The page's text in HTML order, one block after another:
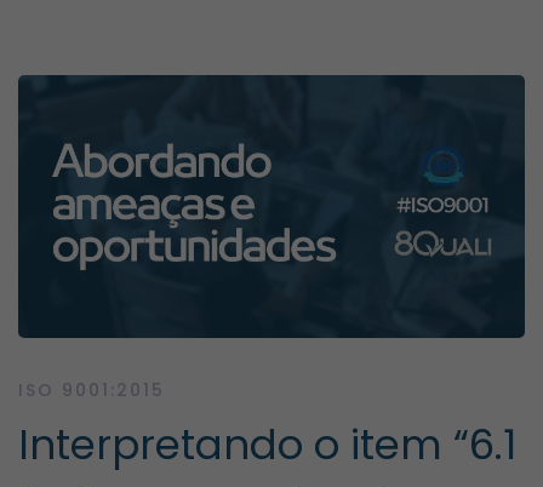
o
item
“6.1
Ações
para
ISO 9001:2015
Interpretando o item “6.1